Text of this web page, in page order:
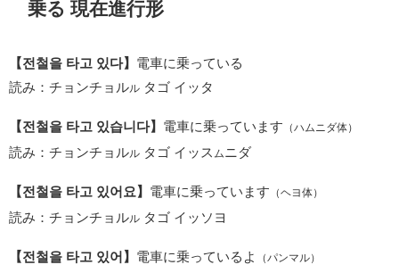
乗る 現在進行形
【전철을 타고 있다】 電車に乗っている
読み：チョンチョルル タゴ イッタ
【전철을 타고 있습니다】 電車に乗っています （ハムニダ体）
読み：チョンチョルル タゴ イッス ム ニダ
【전철을 타고 있어요】 電車に乗っています （ヘヨ体）
読み：チョンチョルル タゴ イッソヨ
【전철을 타고 있어】 電車に乗っているよ （パンマル）